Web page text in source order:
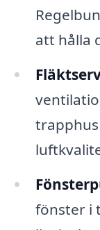
att hålla
fönster i